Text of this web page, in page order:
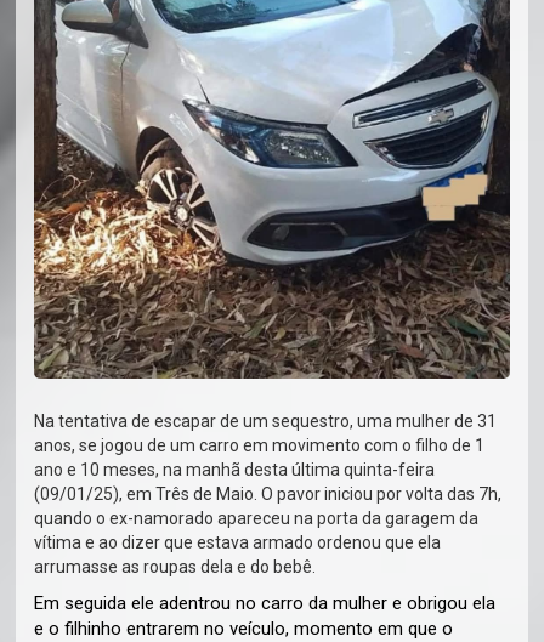
Na tentativa de escapar de um sequestro, uma mulher de 31
anos, se jogou de um carro em movimento com o filho de 1
ano e 10 meses, na manhã desta última quinta-feira
(09/01/25), em Três de Maio. O pavor iniciou por volta das 7h,
quando o ex-namorado apareceu na porta da garagem da
vítima e ao dizer que estava armado ordenou que ela
arrumasse as roupas dela e do bebê.
Em seguida ele adentrou no carro da mulher e obrigou ela
e o filhinho entrarem no veículo, momento em que o